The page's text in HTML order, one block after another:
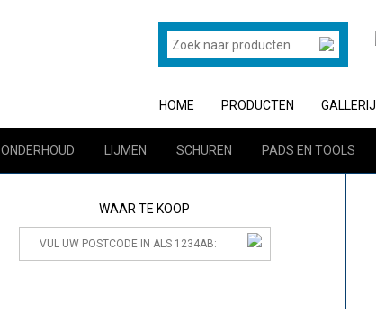
HOME PRODUCTEN GALLERIJ
ONDERHOUD LIJMEN SCHUREN PADS EN TOOLS
WAAR TE KOOP